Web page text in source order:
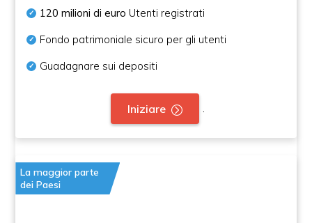
120 milioni di euro Utenti registrati
Fondo patrimoniale sicuro per gli utenti
Guadagnare sui depositi
Iniziare
La maggior parte
dei Paesi